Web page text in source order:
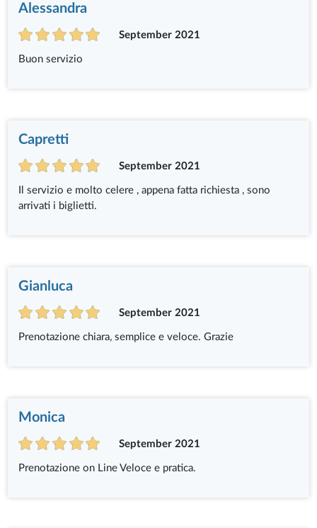
Alessandra
September 2021
Buon servizio
Capretti
September 2021
Il servizio e molto celere , appena fatta richiesta , sono
arrivati i biglietti.
Gianluca
September 2021
Prenotazione chiara, semplice e veloce. Grazie
Monica
September 2021
Prenotazione on Line Veloce e pratica.